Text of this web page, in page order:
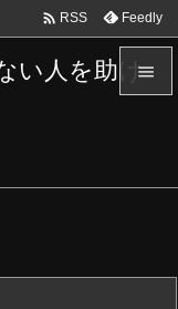
い人を助け
 RSS Feedly